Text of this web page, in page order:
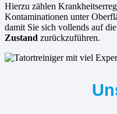
Hierzu zählen
Kontaminationen unter
damit Sie sich vollends auf
Zustand zurückzuführen.